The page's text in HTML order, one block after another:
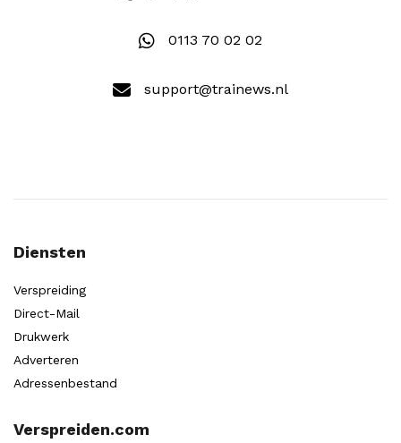
0113 70 02 02
support@trainews.nl
Diensten
Verspreiding
Direct-Mail
Drukwerk
Adverteren
Adressenbestand
Verspreiden.com